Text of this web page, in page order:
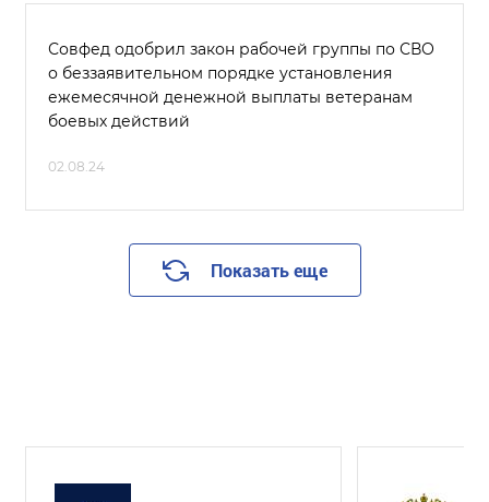
Совфед одобрил закон рабочей группы по СВО
о беззаявительном порядке установления
ежемесячной денежной выплаты ветеранам
боевых действий
02.08.24
Показать еще